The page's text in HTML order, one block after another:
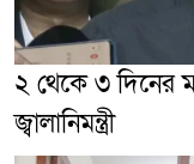
২ থেকে ৩ দিনের
জ্বালানিমন্ত্রী